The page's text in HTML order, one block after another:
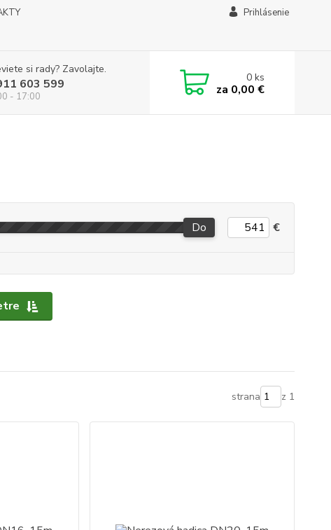
Prihlásenie
si rady? Zavolajte.
603 599
- 17:00
0ks
za 0,00 €
Do €
strana z 1